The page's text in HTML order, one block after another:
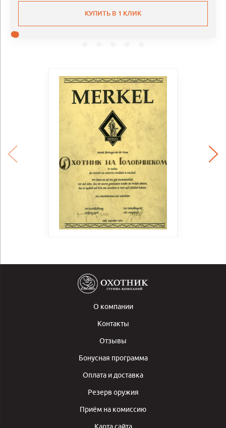
КУПИТЬ В 1 КЛИК
О компании
Контакты
Отзывы
Бонусная программа
Оплата и доставка
Резерв оружия
Приём на комиссию
Карта сайта